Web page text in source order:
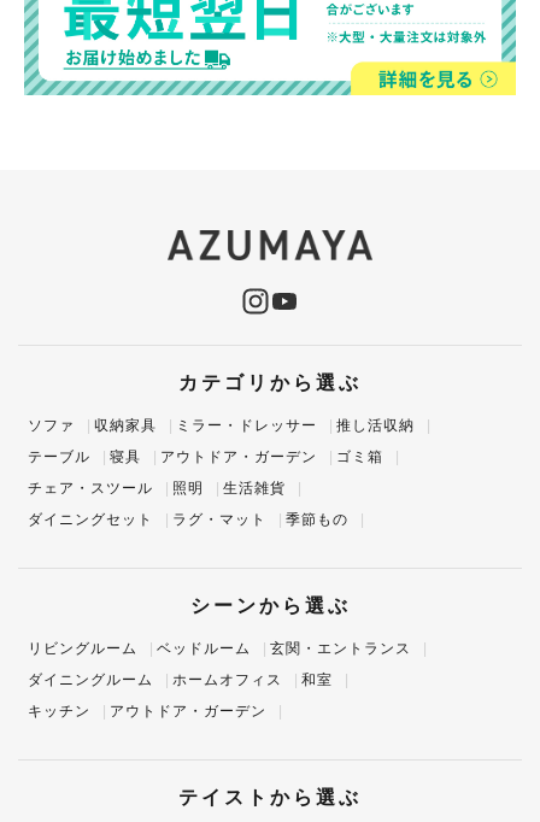
カテゴリから選ぶ
ソファ 収納家具 ミラー・ドレッサー
推し活収納
テーブル
寝具 アウトドア・ガーデン
ゴミ箱
チェア・スツール
照明
生活雑貨
ダイニングセット
ラグ・マット 季節もの
シーンから選ぶ
リビングルーム ベッドルーム
玄関・エントランス
ダイニングルーム
ホームオフィス
和室
キッチン
アウトドア・ガーデン
テイストから選ぶ